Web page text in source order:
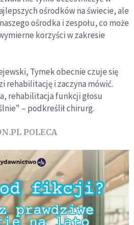
ośrodków na świecie, ale
ośrodka i zespołu, co może
korzyści w zakresie
Tymek obecnie czuje się
rehabilitację i zaczyna mówić.
rehabilitacja funkcji głosu
– podkreślił chirurg.
POLECA